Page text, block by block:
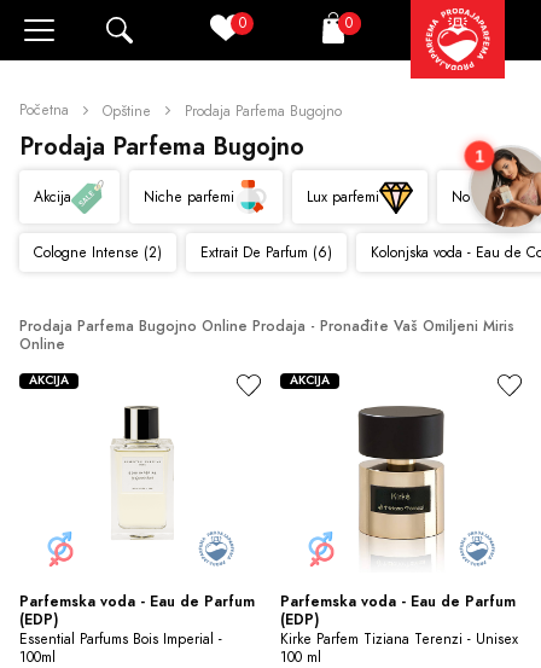
0 Korpa
0
Početna Opštine Prodaja Parfema Bugojno
Prodaja Parfema Bugojno
Akcija Niche parfemi Lux parfemi Novo
Cologne Intense (2) Extrait De Parfum (6) Kolonjska voda - Eau de
Prodaja Parfema Bugojno Online Prodaja - Pronađite Vaš Omiljeni Miris
Online
Parfemska voda - Eau de Parfum
(EDP)
Essential Parfums Bois Imperial -
100ml
AKCIJA
Parfemska voda - Eau de Parfum
(EDP)
Kirke Parfem Tiziana Terenzi - Unisex
100 ml
AKCIJA
1